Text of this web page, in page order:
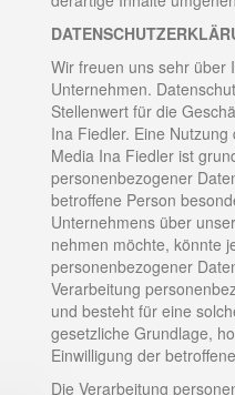
Wir freuen uns sehr über
Unternehmen.
Stellenwert für die
Ina Fiedler. Eine
Media Ina Fiedler ist
personenbezogener
betroffene Person
Unternehmens über
nehmen möchte, könnte
personenbezogener
Verarbeitung
und besteht für eine
gesetzliche Grundlage,
Einwilligung der
Die Verarbeitung